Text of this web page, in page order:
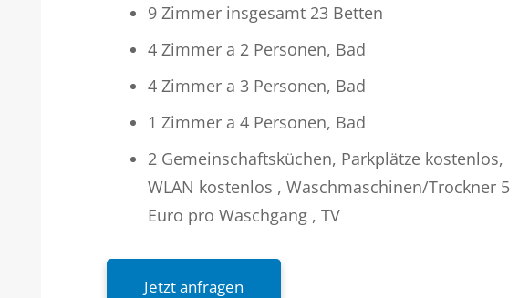
9 Zimmer insgesamt 23 Betten
4 Zimmer a 2 Personen, Bad
4 Zimmer a 3 Personen, Bad
1 Zimmer a 4 Personen, Bad
2 Gemeinschaftsküchen, Parkplätze kostenlos,
WLAN kostenlos , Waschmaschinen/Trockner 5
Euro pro Waschgang , TV
Jetzt anfragen